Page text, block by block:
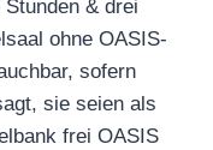
& drei
ohne OASIS-
sofern
sie seien als
frei OASIS